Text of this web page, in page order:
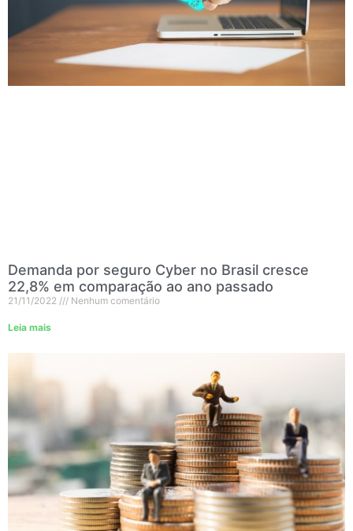
Demanda por seguro Cyber no Brasil cresce
22,8% em comparação ao ano passado
21/11/2022 Nenhum comentário
Leia mais